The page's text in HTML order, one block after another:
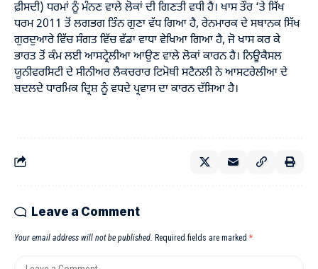
ਫ਼ੀਸਦੀ) ਧਰਮਾਂ ਨੂੰ ਮੰਨਣ ਵਾਲੇ ਲੋਕਾਂ ਦੀ ਗਿਣਤੀ ਵਧੀ ਹੈ। ਖਾਸ ਤੌਰ ‘ਤੇ ਸਿੱਖ
ਧਰਮ 2011 ਤੋਂ ਲਗਭਗ ਤਿੰਨ ਗੁਣਾ ਵੱਧ ਗਿਆ ਹੈ, ਰੇਨਮਾਰਕ ਦੇ ਸਥਾਨਕ ਸਿੱਖ
ਗੁਰਦੁਆਰੇ ਵਿੱਚ ਸੰਗਤ ਵਿੱਚ ਵੱਡਾ ਵਾਧਾ ਵੇਖਿਆ ਗਿਆ ਹੈ, ਜੋ ਖਾਸ ਕਰ ਕੇ
ਭਾਰਤ ਤੋਂ ਕੰਮ ਲਈ ਆਸਟ੍ਰੇਲੀਆ ਆਉਣ ਵਾਲੇ ਲੋਕਾਂ ਕਾਰਨ ਹੈ। ਨਿਊਕੈਸਲ
ਯੂਨੀਵਰਸਿਟੀ ਦੇ ਸੀਨੀਅਰ ਲੈਕਚਰਾਰ ਟਿਮੋਥੀ ਸਟੈਨਲੀ ਨੇ ਆਸਟਰੇਲੀਆ ਦੇ
ਬਦਲਦੇ ਧਾਰਮਿਕ ਦ੍ਰਿਸ਼ ਨੂੰ ਵਧਦੇ ਪ੍ਰਵਾਸ ਦਾ ਕਾਰਨ ਦੱਸਿਆ ਹੈ।
Leave a Comment
Your email address will not be published. Required fields are marked *